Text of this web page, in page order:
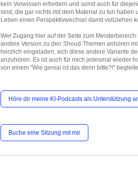
kein Vorwissen erfordern und somit auch für
sind, die gar nichts mit dem Material zu tun haben
Leben einen Perspektivwechsel damit vollziehen
Wer Zugang hier auf der Seite zum
andere Version zu den Shoud-Themen anhören
herzlich eingeladen, sich diese andere Variante
anzuhören. Es ist auch für mich jedesmal wieder
von einem "Wie genial ist das denn bitte?!"
Höre dir meine KI-Podcasts als Unterstützung
Buche eine Sitzung mit mir